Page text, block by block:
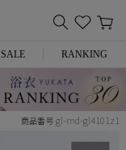
SALE RANKING
商品番号 gl-md-gl4101z1